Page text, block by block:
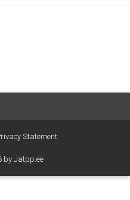
Statement
by Jatpp.ee